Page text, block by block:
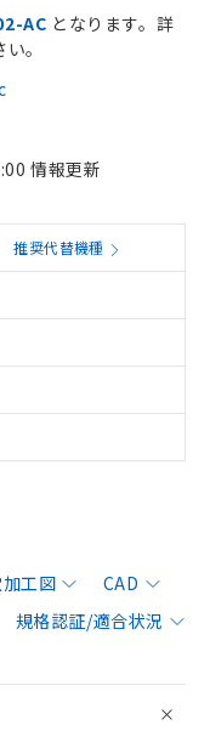
AC となります。詳
。
情報更新
推奨代替機種
工図
CAD
規格認証/適合状況